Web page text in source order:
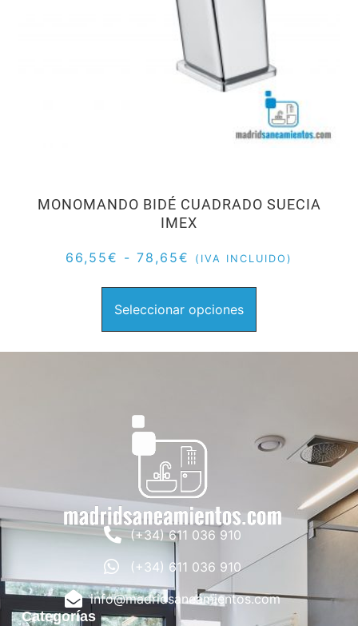
MONOMANDO BIDÉ CUADRADO SUECIA
IMEX
66,55€ - 78,65€ (IVA INCLUIDO)
Seleccionar opciones
(+34) 611 036 910
(+34) 611 036 910
info@madridsaneamientos.com
Categorías